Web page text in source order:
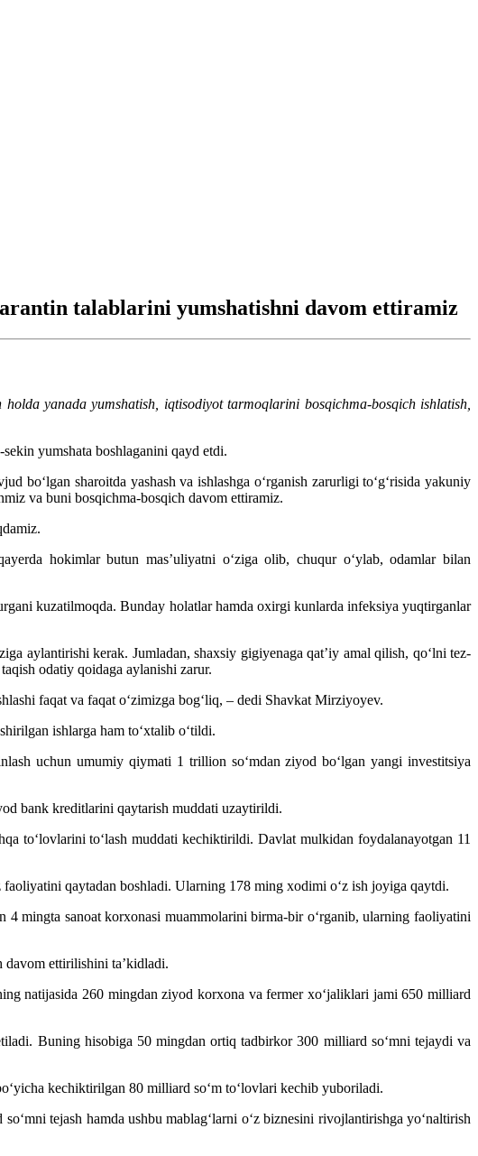
talablarini yumshatishni davom ettiramiz
yanada yumshatish, iqtisodiyot tarmoqlarini bosqichma-bosqich ishlatish,
yumshata boshlaganini qayd etdi.
bo‘lgan sharoitda yashash va ishlashga o‘rganish zarurligi to‘g‘risida yakuniy
va buni bosqichma-bosqich davom ettiramiz.
hokimlar butun mas’uliyatni o‘ziga olib, chuqur o‘ylab, odamlar bilan
kuzatilmoqda. Bunday holatlar hamda oxirgi kunlarda infeksiya yuqtirganlar
aylantirishi kerak. Jumladan, shaxsiy gigiyenaga qat’iy amal qilish, qo‘lni tez-
odatiy qoidaga aylanishi zarur.
faqat va faqat o‘zimizga bog‘liq, – dedi Shavkat Mirziyoyev.
ishlarga ham to‘xtalib o‘tildi.
uchun umumiy qiymati 1 trillion so‘mdan ziyod bo‘lgan yangi investitsiya
bank kreditlarini qaytarish muddati uzaytirildi.
to‘lovlarini to‘lash muddati kechiktirildi. Davlat mulkidan foydalanayotgan 11
qaytadan boshladi. Ularning 178 ming xodimi o‘z ish joyiga qaytdi.
mingta sanoat korxonasi muammolarini birma-bir o‘rganib, ularning faoliyatini
davom ettirilishini ta’kidladi.
natijasida 260 mingdan ziyod korxona va fermer xo‘jaliklari jami 650 milliard
Buning hisobiga 50 mingdan ortiq tadbirkor 300 milliard so‘mni tejaydi va
kechiktirilgan 80 milliard so‘m to‘lovlari kechib yuboriladi.
tejash hamda ushbu mablag‘larni o‘z biznesini rivojlantirishga yo‘naltirish